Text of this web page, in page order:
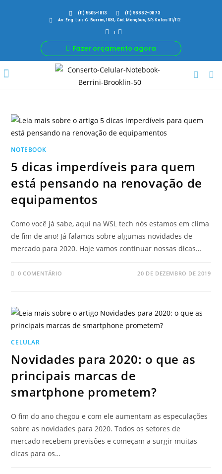
(11) 5505-1813
(11) 98882-0873
Av. Eng. Luiz C. Berrini, 1681, Cid. Monções, SP, Salas 111/112
Fazer orçamento agora
NOTEBOOK
5 dicas imperdíveis para quem
está pensando na renovação de
equipamentos
Como você já sabe, aqui na WSL tech nós estamos em clima
de fim de ano! Já falamos sobre algumas novidades de
mercado para 2020. Hoje vamos continuar nossas dicas…
0 COMENTÁRIO 20 DE DEZEMBRO DE 2019
CELULAR
Novidades para 2020: o que as
principais marcas de
smartphone prometem?
O fim do ano chegou e com ele aumentam as especulações
sobre as novidades para 2020. Todos os setores de
mercado recebem previsões e começam a surgir muitas
dicas para os…